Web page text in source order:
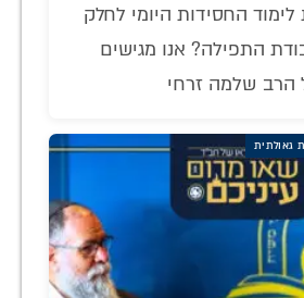
החסידות היומי לחלק
התפילה? אנו מגישים
הרב שלמה זרחי
גאולתית